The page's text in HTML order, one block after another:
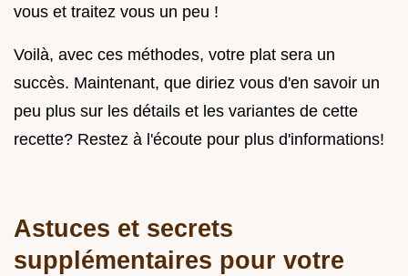
vous et traitez vous un peu !
Voilà, avec ces méthodes, votre plat sera un
succès. Maintenant, que diriez vous d'en savoir un
peu plus sur les détails et les variantes de cette
recette? Restez à l'écoute pour plus d'informations!
Astuces et secrets
supplémentaires pour votre